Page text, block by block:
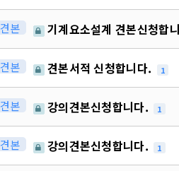
견본 기계요소설계 견본신청합
견본 견본서적 신청합니다. 1
견본 강의견본신청합니다. 1
견본 강의견본신청합니다. 1